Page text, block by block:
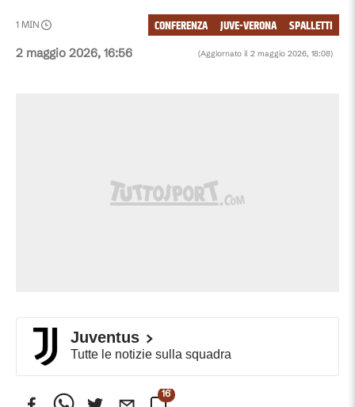
2 maggio 2026, 16:56 (Aggiornato il 2 maggio 2026, 18:08)
1 MIN SPALLETTI
JUVE-VERONA
CONFERENZA
Juventus
Tutte le notizie sulla squadra
167